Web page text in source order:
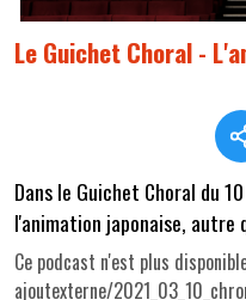
Le Guichet Choral -
Dans le Guichet Choral du
l'animation japonaise, autre
Ce podcast n'est plus
ajoutexterne/